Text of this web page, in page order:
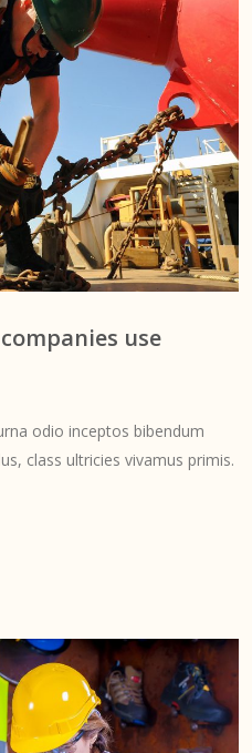
use
odio inceptos bibendum
class ultricies vivamus primis.